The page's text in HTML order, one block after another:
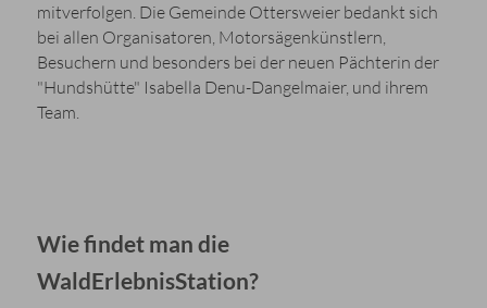
mitverfolgen. Die Gemeinde Ottersweier bedankt sich
bei allen Organisatoren, Motorsägenkünstlern,
Besuchern und besonders bei der neuen Pächterin der
"Hundshütte" Isabella Denu-Dangelmaier, und ihrem
Team.
Wie findet man die
WaldErlebnisStation?